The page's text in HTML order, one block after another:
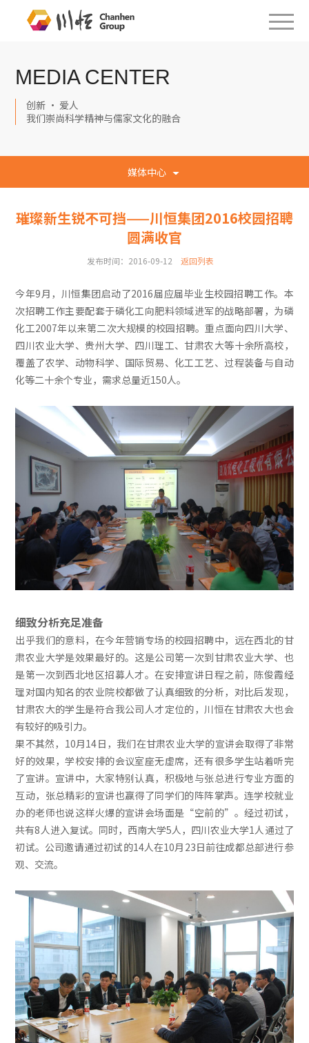
MEDIA CENTER
创新 · 爱人
我们崇尚科学精神与儒家文化的融合
媒体中心
璀璨新生锐不可挡——川恒集团2016校园招聘
圆满收官
发布时间：2016-09-12 返回列表
今年9月，川恒集团启动了2016届应届毕业生校园招聘工作。本
次招聘工作主要配套于磷化工向肥料领域进军的战略部署，为磷
化工2007年以来第二次大规模的校园招聘。重点面向四川大学、
四川农业大学、贵州大学、四川理工、甘肃农大等十余所高校，
覆盖了农学、动物科学、国际贸易、化工工艺、过程装备与自动
化等二十余个专业，需求总量近150人。
细致分析充足准备
出乎我们的意料，在今年营销专场的校园招聘中，远在西北的甘
肃农业大学是效果最好的。这是公司第一次到甘肃农业大学、也
是第一次到西北地区招募人才。在安排宣讲日程之前，陈俊霞经
理对国内知名的农业院校都做了认真细致的分析，对比后发现，
甘肃农大的学生是符合我公司人才定位的，川恒在甘肃农大也会
有较好的吸引力。
果不其然，10月14日，我们在甘肃农业大学的宣讲会取得了非常
好的效果，学校安排的会议室座无虚席，还有很多学生站着听完
了宣讲。宣讲中，大家特别认真，积极地与张总进行专业方面的
互动，张总精彩的宣讲也赢得了同学们的阵阵掌声。连学校就业
办的老师也说这样火爆的宣讲会场面是“空前的”。经过初试，
共有8人进入复试。同时，西南大学5人，四川农业大学1人通过了
初试。公司邀请通过初试的14人在10月23日前往成都总部进行参
观、交流。